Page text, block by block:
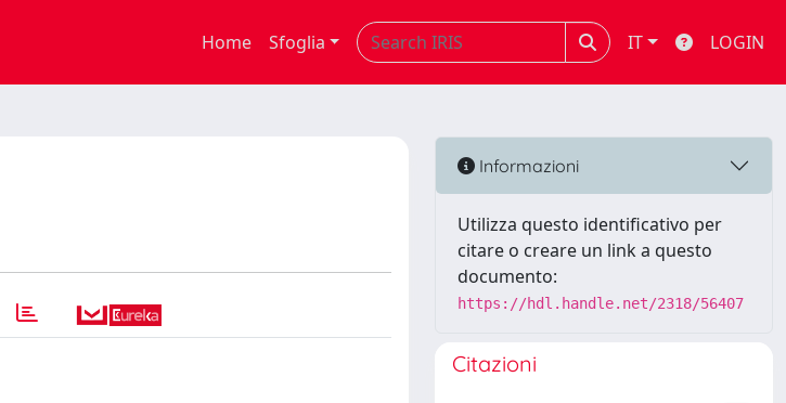
Home Sfoglia IT LOGIN
Informazioni
Utilizza questo identificativo per
citare o creare un link a questo
documento:
https://hdl.handle.net/2318/56407
Citazioni